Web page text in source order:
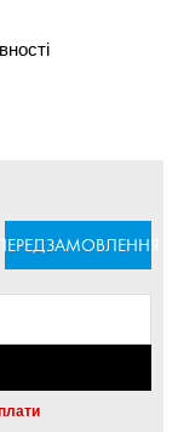
ПЕРЕДЗАМОВЛЕННЯ